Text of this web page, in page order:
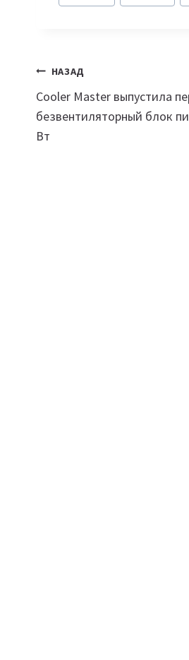
записи:
Навигация
по
записям
НАЗАД
Cooler Master выпустила
безвентиляторный блок
Вт